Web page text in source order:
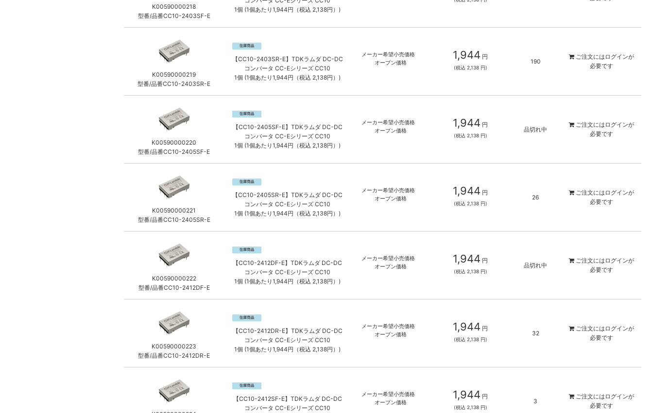
K00590000218
型番/品番CC10-2403SF-E
1個 (1個あたり1,944円（税込 2,138円）)
K00590000219
型番/品番CC10-2403SR-E
【CC10-2403SR-E】TDKラムダ DC-DC
コンバータ CC-Eシリーズ CC10
1個 (1個あたり1,944円（税込 2,138円）)
メーカー希望小売価格
オープン価格
1,944 円
(税込 2,138 円)
190
ご注文には ログインが
必要です
K00590000220
型番/品番CC10-2405SF-E
【CC10-2405SF-E】TDKラムダ DC-DC
コンバータ CC-Eシリーズ CC10
1個 (1個あたり1,944円（税込 2,138円）)
メーカー希望小売価格
オープン価格
1,944 円
(税込 2,138 円)
品切れ中
ご注文には ログインが
必要です
K00590000221
型番/品番CC10-2405SR-E
【CC10-2405SR-E】TDKラムダ DC-DC
コンバータ CC-Eシリーズ CC10
1個 (1個あたり1,944円（税込 2,138円）)
メーカー希望小売価格
オープン価格
1,944 円
(税込 2,138 円)
26
ご注文には ログインが
必要です
K00590000222
型番/品番CC10-2412DF-E
【CC10-2412DF-E】TDKラムダ DC-DC
コンバータ CC-Eシリーズ CC10
1個 (1個あたり1,944円（税込 2,138円）)
メーカー希望小売価格
オープン価格
1,944 円
(税込 2,138 円)
品切れ中
ご注文には ログインが
必要です
K00590000223
型番/品番CC10-2412DR-E
【CC10-2412DR-E】TDKラムダ DC-DC
コンバータ CC-Eシリーズ CC10
1個 (1個あたり1,944円（税込 2,138円）)
メーカー希望小売価格
オープン価格
1,944 円
(税込 2,138 円)
32
ご注文には ログインが
必要です
【CC10-2412SF-E】TDKラムダ DC-DC
コンバータ CC-Eシリーズ CC10
メーカー希望小売価格
オープン価格
1,944 円
(税込 2,138 円)
3
ご注文には ログインが
必要です